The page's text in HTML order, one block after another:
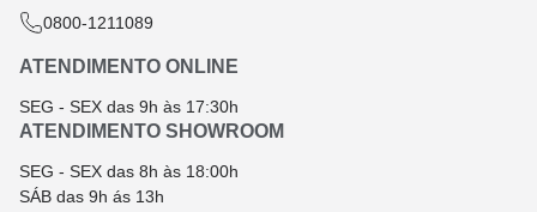
0800-1211089
ATENDIMENTO ONLINE
SEG - SEX das 9h às 17:30h
ATENDIMENTO SHOWROOM
SEG - SEX das 8h às 18:00h
SÁB das 9h ás 13h